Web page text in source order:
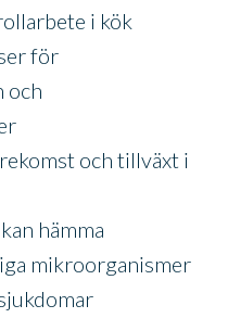
i kök
för
och
och tillväxt i
hämma
mikroorganismer